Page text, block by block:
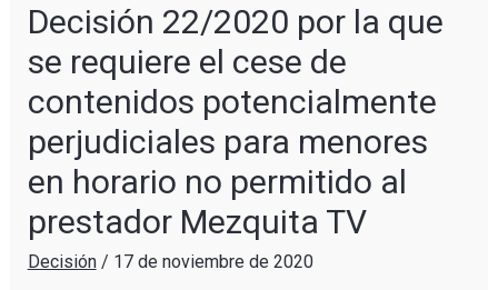
Decisión 22/2020 por la que
se requiere el cese de
contenidos potencialmente
perjudiciales para menores
en horario no permitido al
prestador Mezquita TV
Decisión/ 17 de noviembre de 2020